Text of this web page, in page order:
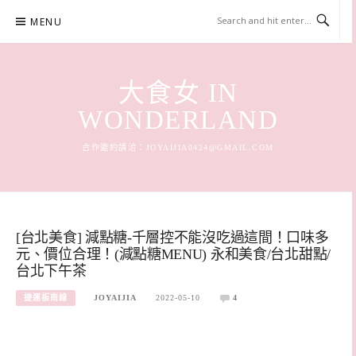
content
MENU
大食女 IN
WONDERLAND
合作邀約請洽： JOYAIJIA0424@GMAIL.COM
[台北美食] 減點糖-千層控不能沒吃過這間！口味多
元、價位合理！(減點糖MENU) 永和美食/台北甜點/
台北下午茶
捷運板南線 JOYAIJIA 2022-05-10 4